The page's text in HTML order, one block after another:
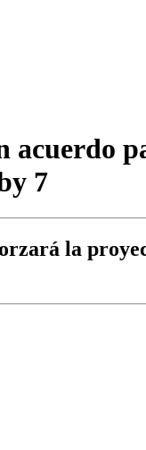
acuerdo
7
la